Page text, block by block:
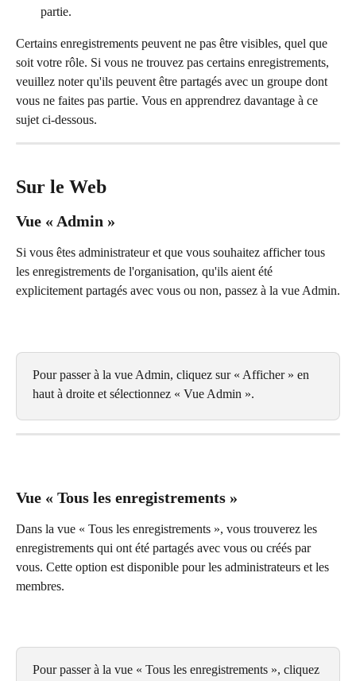
partie.
Certains enregistrements peuvent ne pas être visibles, quel que
soit votre rôle. Si vous ne trouvez pas certains enregistrements,
veuillez noter qu'ils peuvent être partagés avec un groupe dont
vous ne faites pas partie. Vous en apprendrez davantage à ce
sujet ci-dessous.
Sur le Web
Vue « Admin »
Si vous êtes administrateur et que vous souhaitez afficher tous
les enregistrements de l'organisation, qu'ils aient été
explicitement partagés avec vous ou non, passez à la vue Admin.
Pour passer à la vue Admin, cliquez sur « Afficher » en
haut à droite et sélectionnez « Vue Admin ».
Vue « Tous les enregistrements »
Dans la vue « Tous les enregistrements », vous trouverez les
enregistrements qui ont été partagés avec vous ou créés par
vous. Cette option est disponible pour les administrateurs et les
membres.
Pour passer à la vue « Tous les enregistrements », cliquez